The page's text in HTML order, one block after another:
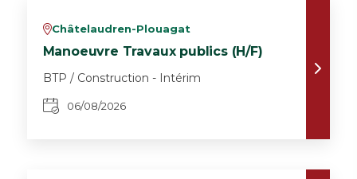
vChâtelaudren-Plouagat
Manoeuvre Travaux publics (H/F)
BTP / Construction - Intérim
06/08/2026